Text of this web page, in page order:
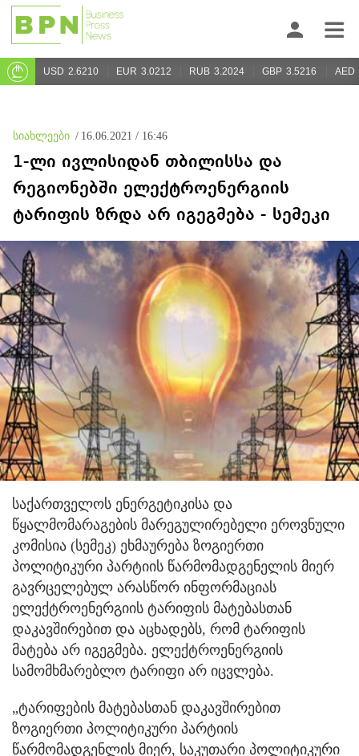
USD 2.6210 EUR 3.0212 RUB 3.2024 GBP 3.5216 AED
სიახლეები / 16.06.2021 / 16:46
1-ლი ივლისიდან თბილისსა და
რეგიონებში ელექტროენერგიის
ტარიფის ზრდა არ იგეგმება - სემეკი
საქართველოს ენერგეტიკისა და
წყალმომარაგების მარეგულირებელი ეროვნული
კომისია (სემეკ) ეხმაურება ზოგიერთი
პოლიტიკური პარტიის წარმომადგენელის მიერ
გავრცელებულ არასწორ ინფორმაციას
ელექტროენერგიის ტარიფის მატებასთან
დაკავშირებით და აცხადებს, რომ ტარიფის
მატება არ იგეგმება. ელექტროენერგიის
სამომხმარებლო ტარიფი არ იცვლება.
„ტარიფების მატებასთან დაკავშირებით
ზოგიერთი პოლიტიკური პარტიის
წარმომადგენლის მიერ, საკუთარი პოლიტიკური